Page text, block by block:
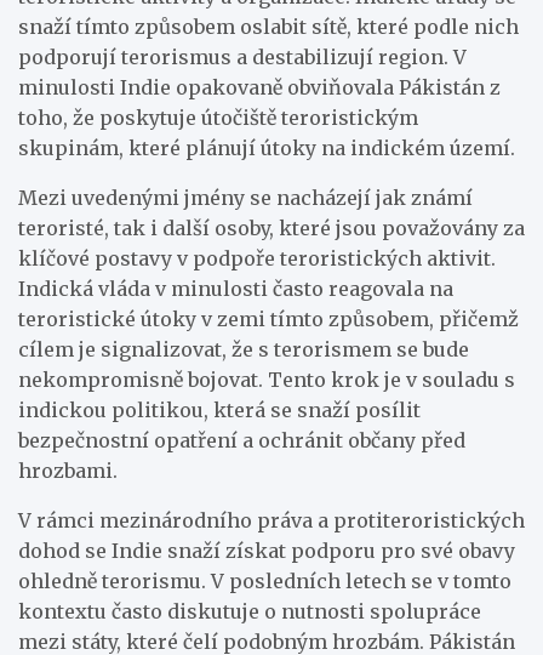
snaží tímto způsobem oslabit sítě, které podle nich
podporují terorismus a destabilizují region. V
minulosti Indie opakovaně obviňovala Pákistán z
toho, že poskytuje útočiště teroristickým
skupinám, které plánují útoky na indickém území.
Mezi uvedenými jmény se nacházejí jak známí
teroristé, tak i další osoby, které jsou považovány za
klíčové postavy v podpoře teroristických aktivit.
Indická vláda v minulosti často reagovala na
teroristické útoky v zemi tímto způsobem, přičemž
cílem je signalizovat, že s terorismem se bude
nekompromisně bojovat. Tento krok je v souladu s
indickou politikou, která se snaží posílit
bezpečnostní opatření a ochránit občany před
hrozbami.
V rámci mezinárodního práva a protiteroristických
dohod se Indie snaží získat podporu pro své obavy
ohledně terorismu. V posledních letech se v tomto
kontextu často diskutuje o nutnosti spolupráce
mezi státy, které čelí podobným hrozbám. Pákistán